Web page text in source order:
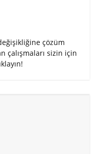
çözüm
çalışmaları sizin için